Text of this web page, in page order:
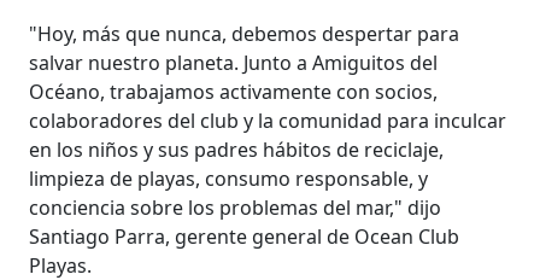
"Hoy, más que nunca, debemos despertar para
salvar nuestro planeta. Junto a Amiguitos del
Océano, trabajamos activamente con socios,
colaboradores del club y la comunidad para inculcar
en los niños y sus padres hábitos de reciclaje,
limpieza de playas, consumo responsable, y
conciencia sobre los problemas del mar," dijo
Santiago Parra, gerente general de Ocean Club
Playas.